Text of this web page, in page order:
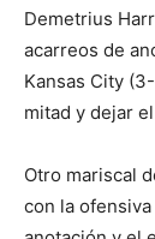
Demetrius
acarreos de
Kansas City
mitad y dejar
Otro mariscal
con la